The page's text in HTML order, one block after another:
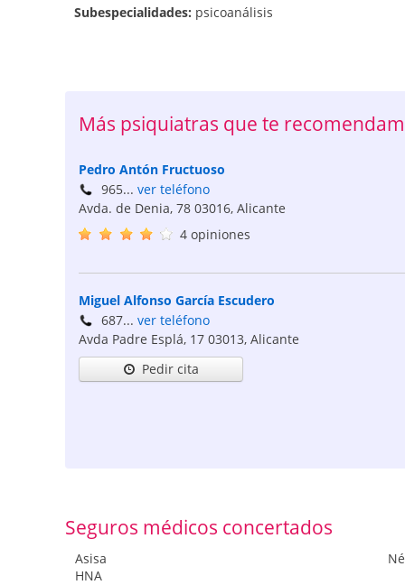
Subespecialidades: psicoanálisis
Más psiquiatras que te
Pedro Antón Fructuoso
965... ver teléfono
Avda. de Denia, 78 03016, Alicante
4 opiniones
Miguel Alfonso García Escudero
687... ver teléfono
Avda Padre Esplá, 17 03013, Alicante
Pedir cita
Seguros médicos concertados
Asisa
HNA